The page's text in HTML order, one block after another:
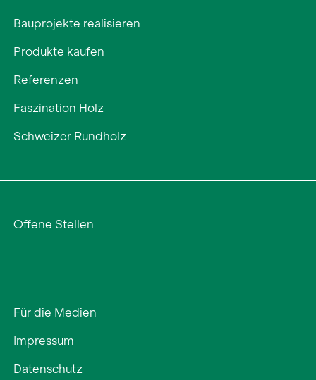
Bauprojekte realisieren
Produkte kaufen
Referenzen
Faszination Holz
Schweizer Rundholz
Offene Stellen
Für die Medien
Impressum
Datenschutz